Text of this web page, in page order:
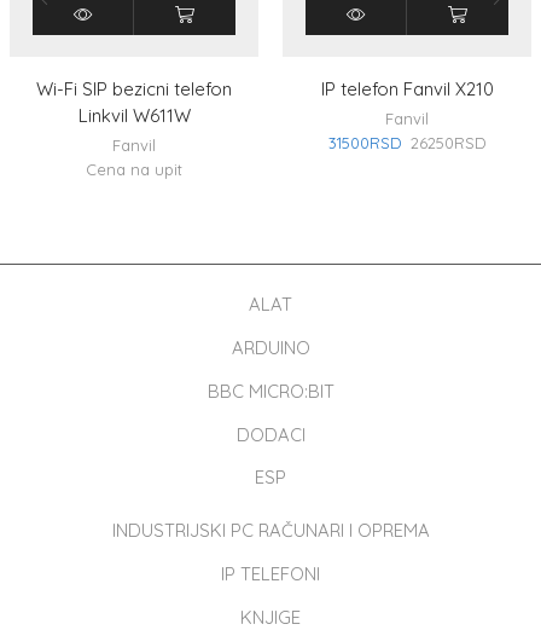
Wi-Fi SIP bezicni telefon
Linkvil W611W
Fanvil
Cena na upit
IP telefon Fanvil X210
Fanvil
31500RSD 26250RSD
ALAT
ARDUINO
BBC MICRO:BIT
DODACI
ESP
INDUSTRIJSKI PC RAČUNARI I OPREMA
IP TELEFONI
KNJIGE